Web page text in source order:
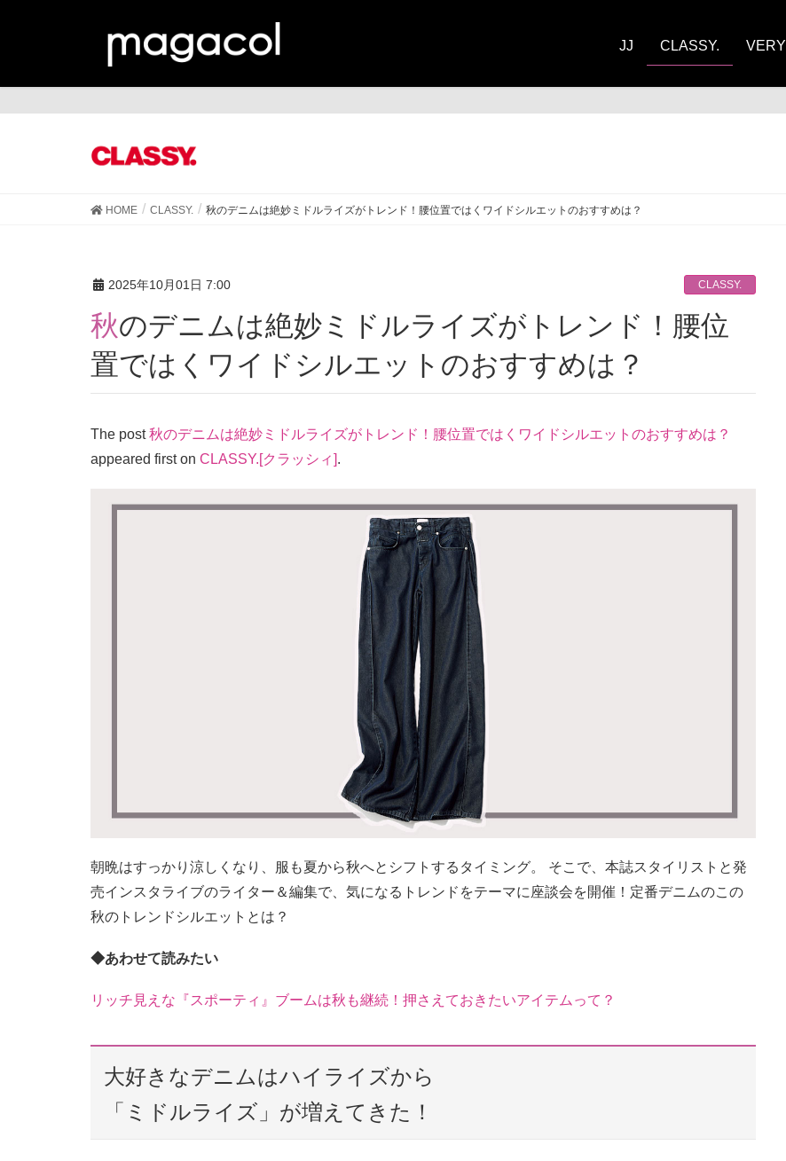
JJ CLASSY. VERY
HOME CLASSY. 秋のデニムは絶妙ミドルライズがトレンド！腰位置ではくワイドシルエットのおすすめは？
2025年10月01日 7:00 CLASSY.
秋のデニムは絶妙ミドルライズがトレンド！腰位
置ではくワイドシルエットのおすすめは？
The post秋のデニムは絶妙ミドルライズがトレンド！腰位置ではくワイドシルエットのおすすめは？
appeared first on CLASSY.[クラッシィ].
朝晩はすっかり涼しくなり、服も夏から秋へとシフトするタイミング。 そこで、本誌スタイリストと発
売インスタライブのライター＆編集で、気になるトレンドをテーマに座談会を開催！定番デニムのこの
秋のトレンドシルエットとは？
◆あわせて読みたい
リッチ見えな『スポーティ』ブームは秋も継続！押さえておきたいアイテムって？
大好きなデニムはハイライズから
「ミドルライズ」が増えてきた！